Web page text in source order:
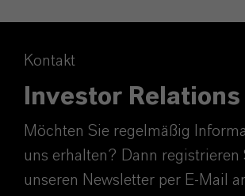
Kontakt
Investor Relations
Möchten Sie regelmäßig
uns erhalten? Dann registrieren
unseren Newsletter per E-Mail